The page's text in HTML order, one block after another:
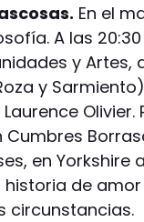
En el
A las
y Artes,
y
Laurence
en Yorkshire
de
circunstancias.